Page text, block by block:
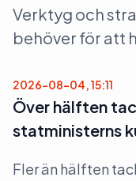
Verktyg och
behöver för att
2026-08-04, 15:11
Över hälften
statministerns
Fler än hälften